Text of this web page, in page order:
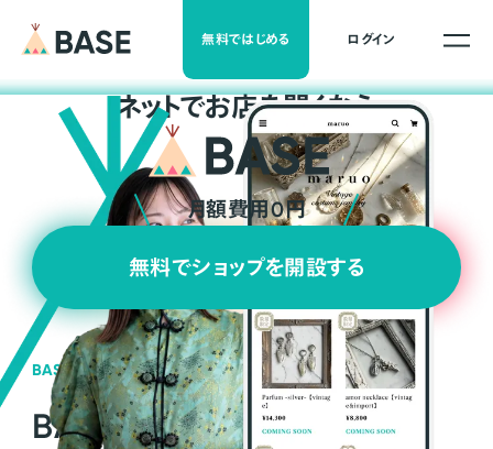
無料ではじめる ログイン
ネットでお店を開くなら
月額費用0円
無料でショップを開設する
BASEの強み
BASEが強い3つの理由